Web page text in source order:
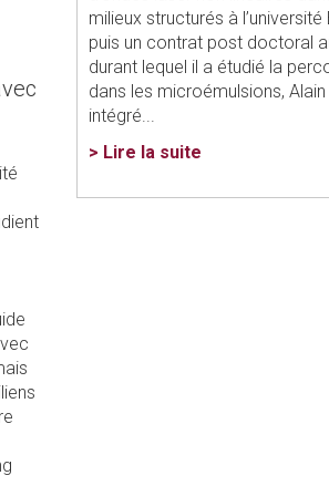
milieux structurés à
puis un contrat post doctoral
durant lequel il a étudié la
dans les microémulsions,
intégré...
> Lire la suite